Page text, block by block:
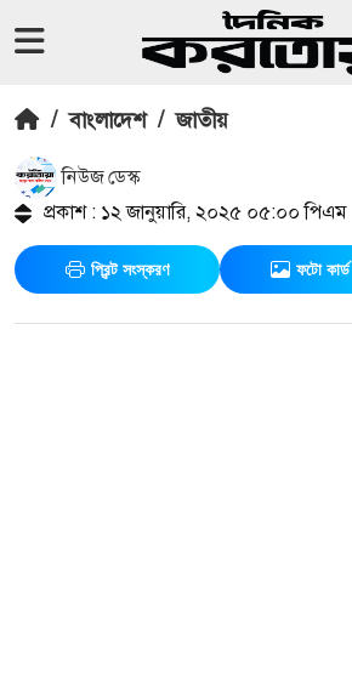
/ বাংলাদেশ / জাতীয়
নিউজ ডেস্ক
প্রকাশ : ১২ জানুয়ারি, ২০২৫ ০৫:০০ পিএম
প্রিন্ট সংস্করণ ফটো কার্ড